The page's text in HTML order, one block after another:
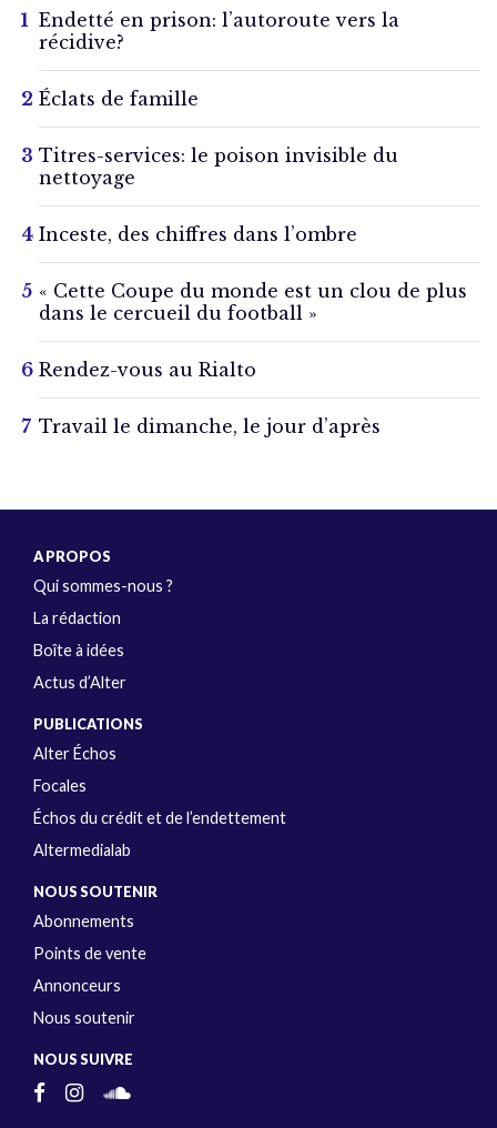
Endetté en prison: l’autoroute vers la
récidive?
Éclats de famille
Titres-services: le poison invisible du
nettoyage
Inceste, des chiffres dans l’ombre
« Cette Coupe du monde est un clou de plus
dans le cercueil du football »
Rendez-vous au Rialto
Travail le dimanche, le jour d’après
A PROPOS
Qui sommes-nous ?
La rédaction
Boîte à idées
Actus d’Alter
PUBLICATIONS
Alter Échos
Focales
Échos du crédit et de l’endettement
Altermedialab
NOUS SOUTENIR
Abonnements
Points de vente
Annonceurs
Nous soutenir
NOUS SUIVRE